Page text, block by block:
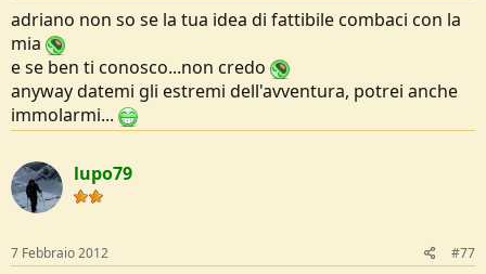
adriano non so se la tua idea di fattibile combaci con la
mia
e se ben ti conosco...non credo
anyway datemi gli estremi dell'avventura, potrei anche
immolarmi...
lupo79
7 Febbraio 2012 #77